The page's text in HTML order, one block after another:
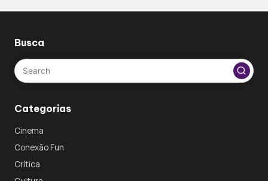
Busca
Categorias
Cinema
Conexão Fun
Crítica